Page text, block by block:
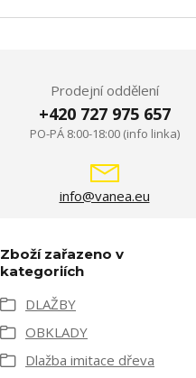
Prodejní oddělení
+420 727 975 657
PO-PÁ 8:00-18:00 (info linka)
info@vanea.eu
Zboží zařazeno v
kategoriích
DLAŽBY
OBKLADY
Dlažba imitace dřeva